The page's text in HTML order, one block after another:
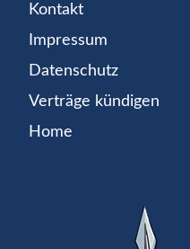
Kontakt
Impressum
Datenschutz
Verträge kündigen
Home